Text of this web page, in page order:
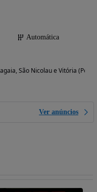
Automática
São Nicolau e Vitória (Porto)
Ver anúncios